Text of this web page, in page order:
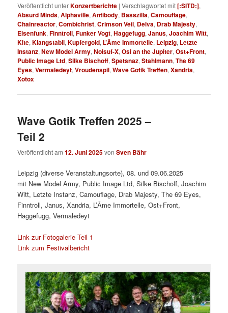
Veröffentlicht unterKonzertberichte |Verschlagwortet mit[:SITD:],
Absurd Minds,Alphaville,Antibody, Basszilla,Camouflage,
Chainreactor,Combichrist,Crimson Veil, Delva, Drab Majesty,
Eisenfunk,Finntroll,Funker Vogt,Haggefugg,Janus,Joachim Witt,
Kite,Klangstabil,Kupfergold, L’Âme Immortelle, Leipzig, Letzte
Instanz,New Model Army,Noisuf-X,Osi an the Jupiter,Ost+Front,
Public Image Ltd,Silke Bischoff,Spetsnaz,Stahlmann,The 69
Eyes,Vermaledeyt,Vroudenspil,Wave Gotik Treffen,Xandria,
Xotox
Wave Gotik Treffen 2025 –
Teil 2
Veröffentlicht am12. Juni 2025vonSven Bähr
Leipzig (diverse Veranstaltungsorte), 08. und 09.06.2025
mit New Model Army, Public Image Ltd, Silke Bischoff, Joachim
Witt, Letzte Instanz, Camouflage, Drab Majesty, The 69 Eyes,
Finntroll, Janus, Xandria, L’Âme Immortelle, Ost+Front,
Haggefugg, Vermaledeyt
Link zur Fotogalerie Teil 1
Link zum Festivalbericht